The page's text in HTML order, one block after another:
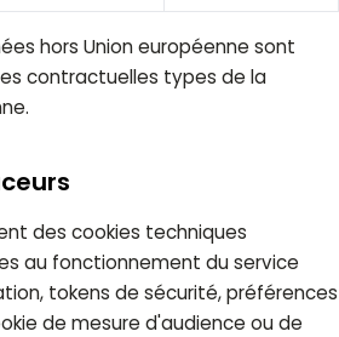
hors Union européenne sont
contractuelles types de la
des cookies techniques
au fonctionnement du service
tokens de sécurité, préférences
de mesure d'audience ou de